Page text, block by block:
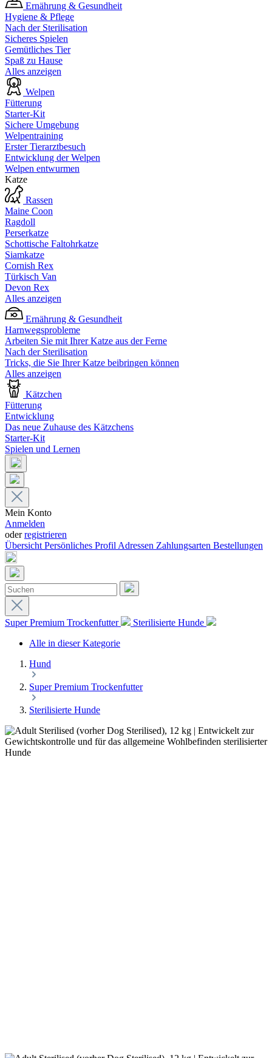
Ernährung & Gesundheit
Hygiene & Pflege
Nach der Sterilisation
Sicheres Spielen
Gemütliches Tier
Spaß zu Hause
Alles anzeigen
Welpen
Fütterung
Starter-Kit
Sichere Umgebung
Welpentraining
Erster Tierarztbesuch
Entwicklung der Welpen
Welpen entwurmen
Katze
Rassen
Maine Coon
Ragdoll
Perserkatze
Schottische Faltohrkatze
Siamkatze
Cornish Rex
Türkisch Van
Devon Rex
Alles anzeigen
Ernährung & Gesundheit
Harnwegsprobleme
Arbeiten Sie mit Ihrer Katze aus der Ferne
Nach der Sterilisation
Tricks, die Sie Ihrer Katze beibringen können
Alles anzeigen
Kätzchen
Fütterung
Entwicklung
Das neue Zuhause des Kätzchens
Starter-Kit
Spielen und Lernen
Mein Konto
Anmelden
oderregistrieren
Übersicht Persönliches Profil Adressen Zahlungsarten Bestellungen
Super Premium Trockenfutter
Sterilisierte Hunde
Alle in dieser Kategorie
Hund
Super Premium Trockenfutter
Sterilisierte Hunde